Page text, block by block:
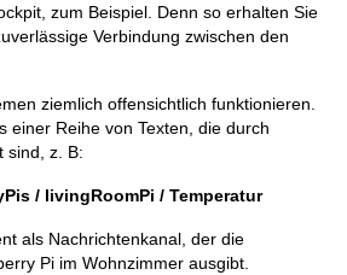
zum Beispiel. Denn so erhalten Sie
Verbindung zwischen den
ziemlich offensichtlich funktionieren.
einer Reihe von Texten, die durch
sind, z. B:
/ livingRoomPi / Temperatur
als Nachrichtenkanal, der die
Pi im Wohnzimmer ausgibt.